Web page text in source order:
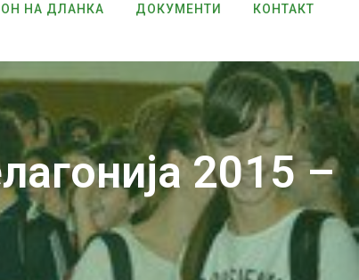
НА ДЛАНКА ДОКУМЕНТИ КОНТАКТ
2015 –